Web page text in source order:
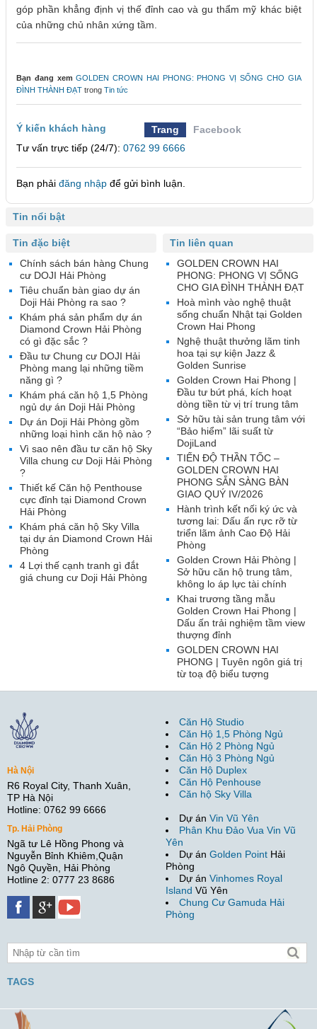
góp phần khẳng định vị thế đỉnh cao và gu thẩm mỹ khác biệt
của những chủ nhân xứng tầm.
Bạn đang xem GOLDEN CROWN HAI PHONG: PHONG VỊ SỐNG CHO GIA
ĐÌNH THÀNH ĐẠT trong Tin tức
Ý kiến khách hàng Trang
Facebook
Tư vấn trực tiếp (24/7): 0762 99 6666
Bạn phải đăng nhập để gửi bình luận.
Tin nổi bật
Tin liên quan
GOLDEN CROWN HAI
PHONG: PHONG VỊ SỐNG
CHO GIA ĐÌNH THÀNH ĐẠT
Hoà mình vào nghệ thuật
sống chuẩn Nhật tại Golden
Crown Hai Phong
Nghệ thuật thưởng lãm tinh
hoa tại sự kiện Jazz &
Golden Sunrise
Golden Crown Hai Phong |
Đầu tư bứt phá, kích hoạt
dòng tiền từ vị trí trung tâm
Sở hữu tài sản trung tâm với
“Bảo hiểm” lãi suất từ
DojiLand
TIẾN ĐỘ THẦN TỐC –
GOLDEN CROWN HAI
PHONG SẴN SÀNG BÀN
GIAO QUÝ IV/2026
Hành trình kết nối ký ức và
tương lai: Dấu ấn rực rỡ từ
triển lãm ảnh Cao Độ Hải
Phòng
Golden Crown Hải Phòng |
Sở hữu căn hộ trung tâm,
không lo áp lực tài chính
Khai trương tầng mẫu
Golden Crown Hai Phong |
Dấu ấn trải nghiệm tầm view
thượng đỉnh
GOLDEN CROWN HAI
PHONG | Tuyên ngôn giá trị
từ toạ độ biểu tượng
Tin đặc biệt
Chính sách bán hàng Chung
cư DOJI Hải Phòng
Tiêu chuẩn bàn giao dự án
Doji Hải Phòng ra sao ?
Khám phá sản phẩm dự án
Diamond Crown Hải Phòng
có gì đặc sắc ?
Đầu tư Chung cư DOJI Hải
Phòng mang lại những tiềm
năng gì ?
Khám phá căn hộ 1,5 Phòng
ngủ dự án Doji Hải Phòng
Dự án Doji Hải Phòng gồm
những loại hình căn hộ nào ?
Vì sao nên đầu tư căn hộ Sky
Villa chung cư Doji Hải Phòng
?
Thiết kế Căn hộ Penthouse
cực đỉnh tại Diamond Crown
Hải Phòng
Khám phá căn hộ Sky Villa
tại dự án Diamond Crown Hải
Phòng
4 Lợi thế cạnh tranh gì đắt
giá chung cư Doji Hải Phòng
Hà Nội
R6 Royal City, Thanh Xuân,
TP Hà Nội
Hotline: 0762 99 6666
Tp. Hải Phòng
Ngã tư Lê Hồng Phong và
Nguyễn Bỉnh Khiêm,Quận
Ngô Quyền, Hải Phòng
Hotline 2: 0777 23 8686
Căn Hộ Studio
Căn Hộ 1,5 Phòng Ngủ
Căn Hộ 2 Phòng Ngủ
Căn Hộ 3 Phòng Ngủ
Căn Hộ Duplex
Căn Hộ Penhouse
Căn hộ Sky Villa
Dự án Vin Vũ Yên
Phân Khu Đảo Vua Vin Vũ
Yên
Dự án Golden Point Hải
Phòng
Dự án Vinhomes Royal
Island Vũ Yên
Chung Cư Gamuda Hải
Phòng
TAGS